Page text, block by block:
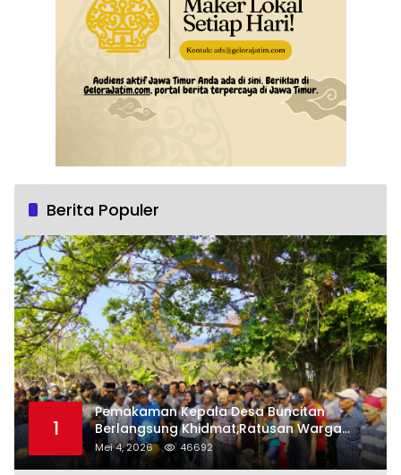
Berita Populer
1
Pemakaman Kepala Desa Buncitan
Berlangsung Khidmat,Ratusan Warga
Larut Dalam Duka Yang Mendalam
Mei 4, 2026 46692